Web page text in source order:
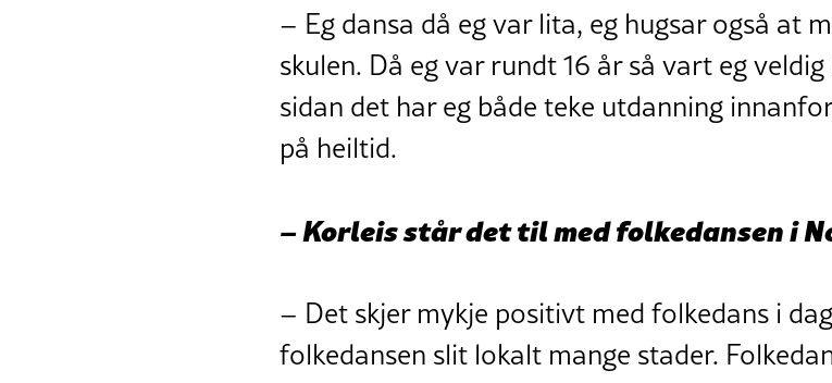
– Eg dansa då eg var lita, eg hugsar også at
skulen. Då eg var rundt 16 år så vart eg
sidan det har eg både teke utdanning
på heiltid.
– Korleis står det til med folkedansen i
– Det skjer mykje positivt med folkedans i
folkedansen slit lokalt mange stader.